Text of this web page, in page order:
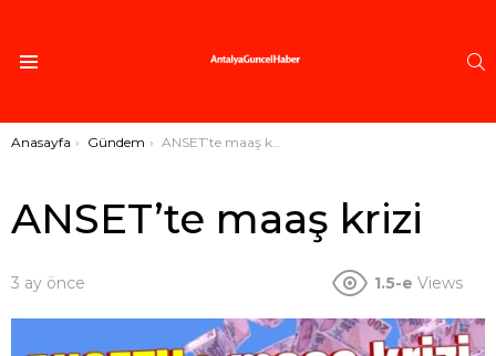
Buradasınız:
Anasayfa Gündem ANSET’te maaş krizi
ANSET’te maaş krizi
3 ay önce 1.5-e Views